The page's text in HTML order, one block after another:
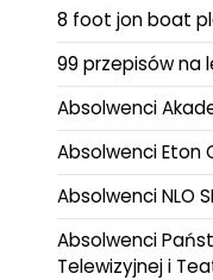
8 foot jon boat
99 przepisów na
Absolwenci
Absolwenci Eton
Absolwenci NLO
Absolwenci
Telewizyjnej i